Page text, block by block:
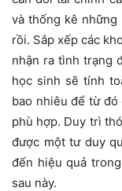
và thống kê
rồi. Sắp xếp các
nhận ra tình trạng
học sinh sẽ tính
bao nhiêu để từ
phù hợp. Duy trì
được một tư duy
đến hiệu quả
sau này.